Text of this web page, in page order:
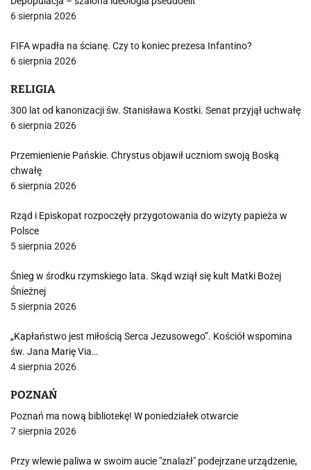
6 sierpnia 2026
FIFA wpadła na ścianę. Czy to koniec prezesa Infantino?
6 sierpnia 2026
RELIGIA
300 lat od kanonizacji św. Stanisława Kostki. Senat przyjął uchwałę
6 sierpnia 2026
Przemienienie Pańskie. Chrystus objawił uczniom swoją Boską
chwałę
6 sierpnia 2026
Rząd i Episkopat rozpoczęły przygotowania do wizyty papieża w
Polsce
5 sierpnia 2026
Śnieg w środku rzymskiego lata. Skąd wziął się kult Matki Bożej
Śnieżnej
5 sierpnia 2026
„Kapłaństwo jest miłością Serca Jezusowego”. Kościół wspomina
św. Jana Marię Via…
4 sierpnia 2026
POZNAŃ
Poznań ma nową bibliotekę! W poniedziałek otwarcie
7 sierpnia 2026
Przy wlewie paliwa w swoim aucie "znalazł" podejrzane urządzenie,